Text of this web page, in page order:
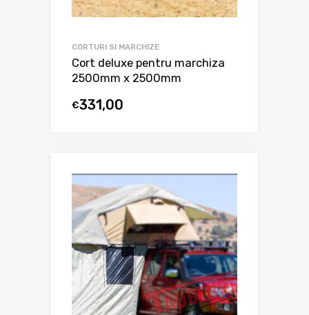
CORTURI SI MARCHIZE
Cort deluxe pentru marchiza
2500mm x 2500mm
€331,00